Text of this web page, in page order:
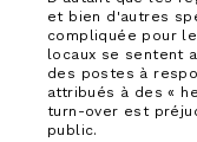
et bien d'autres
compliquée pour
locaux se sentent
des postes à
attribués à des «
turn-over est
public.